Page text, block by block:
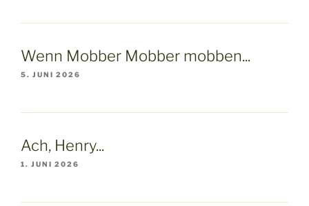
Wenn Mobber Mobber mobben...
5. JUNI 2026
Ach, Henry...
1. JUNI 2026